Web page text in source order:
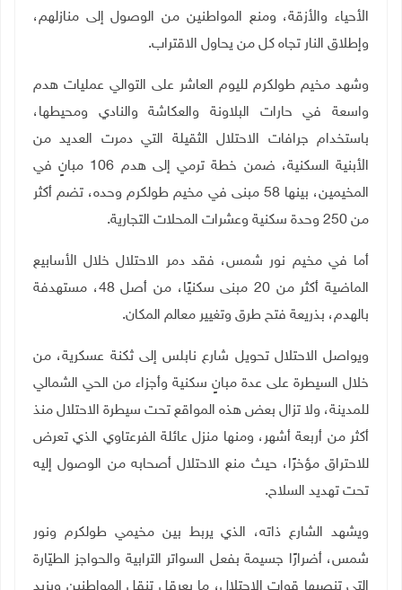
الأحياء والأزقة، ومنع المواطنين من الوصول إلى منازلهم،
وإطلاق النار تجاه كل من يحاول الاقتراب.
وشهد مخيم طولكرم لليوم العاشر على التوالي عمليات هدم
واسعة في حارات البلاونة والعكاشة والنادي ومحيطها،
باستخدام جرافات الاحتلال الثقيلة التي دمرت العديد من
الأبنية السكنية، ضمن خطة ترمي إلى هدم 106 مبانٍ في
المخيمين، بينها 58 مبنى في مخيم طولكرم وحده، تضم أكثر
من 250 وحدة سكنية وعشرات المحلات التجارية.
أما في مخيم نور شمس، فقد دمر الاحتلال خلال الأسابيع
الماضية أكثر من 20 مبنى سكنيًا، من أصل 48، مستهدفة
بالهدم، بذريعة فتح طرق وتغيير معالم المكان.
ويواصل الاحتلال تحويل شارع نابلس إلى ثكنة عسكرية، من
خلال السيطرة على عدة مبانٍ سكنية وأجزاء من الحي الشمالي
للمدينة، ولا تزال بعض هذه المواقع تحت سيطرة الاحتلال منذ
أكثر من أربعة أشهر، ومنها منزل عائلة الفرعتاوي الذي تعرض
للاحتراق مؤخرًا، حيث منع الاحتلال أصحابه من الوصول إليه
تحت تهديد السلاح.
ويشهد الشارع ذاته، الذي يربط بين مخيمي طولكرم ونور
شمس، أضرارًا جسيمة بفعل السواتر الترابية والحواجز الطيّارة
التي تنصبها قوات الاحتلال، ما يعرقل تنقل المواطنين ويزيد